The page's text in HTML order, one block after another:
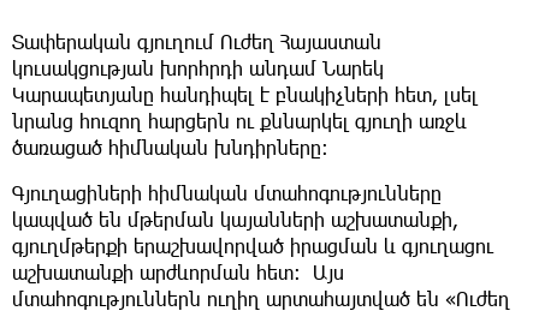
Տափերական գյուղում Ուժեղ Հայաստան
կուսակցության խորհրդի անդամ Նարեկ
Կարապետյանը հանդիպել է բնակիչների հետ, լսել
նրանց հուզող հարցերն ու քննարկել գյուղի առջև
ծառացած հիմնական խնդիրները։
Գյուղացիների հիմնական մտահոգությունները
կապված են մթերման կայանների աշխատանքի,
գյուղմթերքի երաշխավորված իրացման և գյուղացու
աշխատանքի արժևորման հետ։ Այս
մտահոգություններն ուղիղ արտահայտված են «Ուժեղ